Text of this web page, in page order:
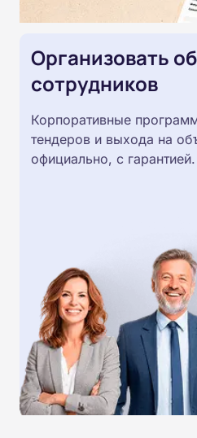
Организовать
сотрудников
Корпоративные
тендеров и выхода на
официально, с гарантией.